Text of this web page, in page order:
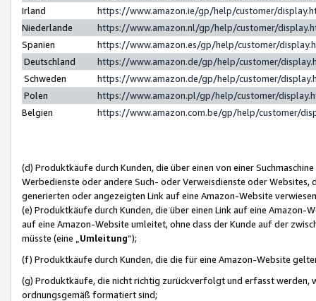
Irland
https://www.amazon.ie/gp/help/customer/
Niederlande
https://www.amazon.nl/gp/help/customer/
Spanien
https://www.amazon.es/gp/help/customer/
Deutschland
https://www.amazon.de/gp/help/customer/
Schweden
https://www.amazon.de/gp/help/customer/
Polen
https://www.amazon.pl/gp/help/customer/
Belgien
https://www.amazon.com.be/gp/help/customer/
(d) Produktkäufe durch Kunden, die über einen von einer
Werbedienste oder andere Such- oder Verweisdienste oder Websites,
generierten oder angezeigten Link auf eine Amazon-Website
(e) Produktkäufe durch Kunden, die über einen Link auf eine
auf eine Amazon-Website umleitet, ohne dass der Kunde auf der
müsste (eine „ Umleitung“);
(f) Produktkäufe durch Kunden, die die für eine Amazon-Website
(g) Produktkäufe, die nicht richtig zurückverfolgt und erfasst werden,
ordnungsgemäß formatiert sind;